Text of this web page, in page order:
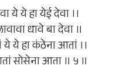
ये ये हा येई देवा ।।
धावे बा देवा ॥
ये हा कंठेना आतां ।।
सोसेना आता ॥ ५ ॥